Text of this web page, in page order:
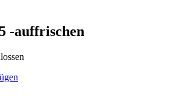
-auffrischen